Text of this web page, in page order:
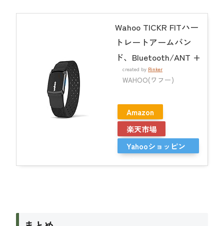
Wahoo TICKR FITハー
トレートアームバン
ド、Bluetooth/ANT +
created by Rinker
WAHOO(ワフー)
Amazon
楽天市場
Yahooショッピン